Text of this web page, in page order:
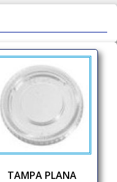
TAMPA PLANA